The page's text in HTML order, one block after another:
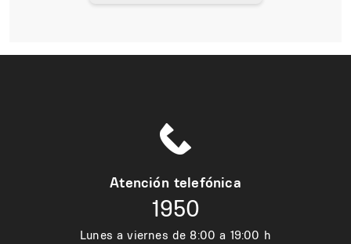
Atención telefónica
1950
Lunes a viernes de 8:00 a 19:00 h